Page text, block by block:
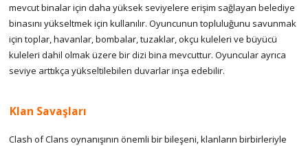
mevcut binalar için daha yüksek seviyelere erişim sağlayan belediye
binasını yükseltmek için kullanılır. Oyuncunun topluluğunu savunmak
için toplar, havanlar, bombalar, tuzaklar, okçu kuleleri ve büyücü
kuleleri dahil olmak üzere bir dizi bina mevcuttur. Oyuncular ayrıca
seviye arttıkça yükseltilebilen duvarlar inşa edebilir.
Klan Savaşları
Clash of Clans oynanışının önemli bir bileşeni, klanların birbirleriyle